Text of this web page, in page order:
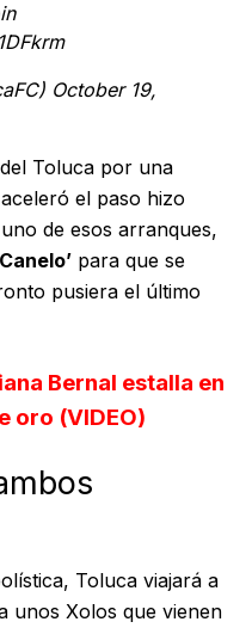
October 19,
Toluca por una
el paso hizo
de esos arranques,
para que se
pusiera el último
Bernal estalla en
oro (VIDEO)
Toluca viajará a
unos Xolos que vienen